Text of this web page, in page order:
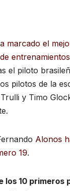
marcado el
el piloto
pilotos de la
y Timo
Alonos
19.
los 10 primeros